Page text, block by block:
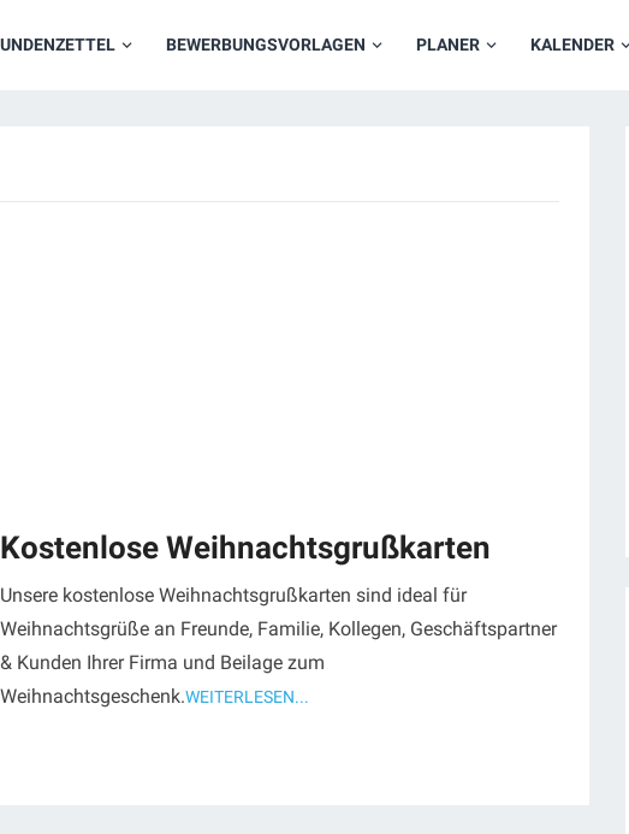
BEWERBUNGSVORLAGEN PLANER KALENDER
Kostenlose Weihnachtsgrußkarten
Unsere kostenlose Weihnachtsgrußkarten sind ideal für
Weihnachtsgrüße an Freunde, Familie, Kollegen, Geschäftspartner
& Kunden Ihrer Firma und Beilage zum
Weihnachtsgeschenk.WEITERLESEN...